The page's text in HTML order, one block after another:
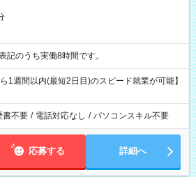
～18:00 ※表記のうち実働8時間です。
1週間以内(最短2日目)のスピード就業が可能】
書不要 / 電話対応なし / パソコンスキル不要
応募する 詳細へ